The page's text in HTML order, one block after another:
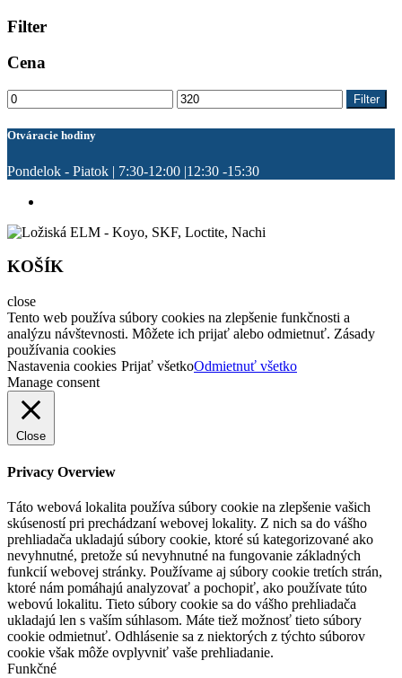
Filter
Cena
Minimálna
cena
Maximálna
cena
Filter
Otváracie hodiny
Pondelok - Piatok | 7:30-12:00 |12:30 -15:30
KOŠÍK
close
Tento web používa súbory cookies na zlepšenie funkčnosti a
analýzu návštevnosti. Môžete ich prijať alebo odmietnuť. Zásady
používania cookies
Nastavenia cookies Prijať všetkoOdmietnuť všetko
Manage consent
Close
Privacy Overview
Táto webová lokalita používa súbory cookie na zlepšenie vašich
skúseností pri prechádzaní webovej lokality. Z nich sa do vášho
prehliadača ukladajú súbory cookie, ktoré sú kategorizované ako
nevyhnutné, pretože sú nevyhnutné na fungovanie základných
funkcií webovej stránky. Používame aj súbory cookie tretích strán,
ktoré nám pomáhajú analyzovať a pochopiť, ako používate túto
webovú lokalitu. Tieto súbory cookie sa do vášho prehliadača
ukladajú len s vaším súhlasom. Máte tiež možnosť tieto súbory
cookie odmietnuť. Odhlásenie sa z niektorých z týchto súborov
cookie však môže ovplyvniť vaše prehliadanie.
Funkčné